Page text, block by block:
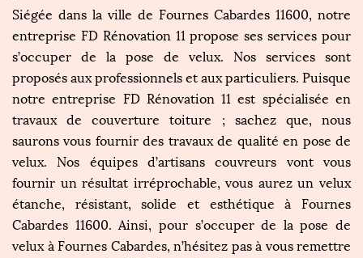
Siégée dans la ville de Fournes Cabardes 11600, notre
entreprise FD Rénovation 11 propose ses services pour
s’occuper de la pose de velux. Nos services sont
proposés aux professionnels et aux particuliers. Puisque
notre entreprise FD Rénovation 11 est spécialisée en
travaux de couverture toiture ; sachez que, nous
saurons vous fournir des travaux de qualité en pose de
velux. Nos équipes d’artisans couvreurs vont vous
fournir un résultat irréprochable, vous aurez un velux
étanche, résistant, solide et esthétique à Fournes
Cabardes 11600. Ainsi, pour s’occuper de la pose de
velux à Fournes Cabardes, n’hésitez pas à vous remettre